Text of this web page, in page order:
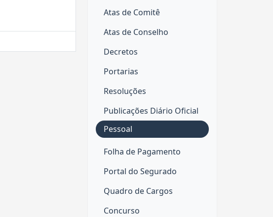
Atas de Comitê
Atas de Conselho
Decretos
Portarias
Resoluções
Publicações Diário Oficial
Pessoal
Folha de Pagamento
Portal do Segurado
Quadro de Cargos
Concurso